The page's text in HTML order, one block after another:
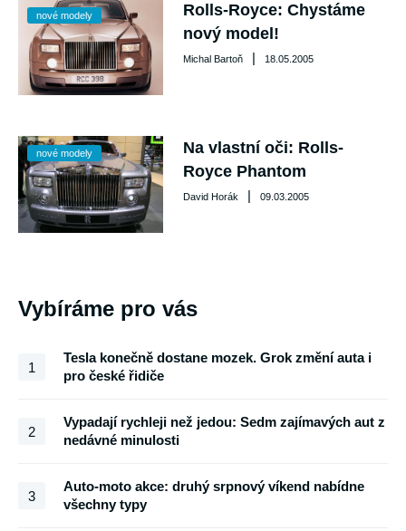
nové modely
Rolls-Royce: Chystáme
nový model!
Michal Bartoň | 18.05.2005
nové modely
Na vlastní oči: Rolls-
Royce Phantom
David Horák | 09.03.2005
Vybíráme pro vás
1
Tesla konečně dostane mozek. Grok změní auta i
pro české řidiče
2
Vypadají rychleji než jedou: Sedm zajímavých aut z
nedávné minulosti
3
Auto-moto akce: druhý srpnový víkend nabídne
všechny typy